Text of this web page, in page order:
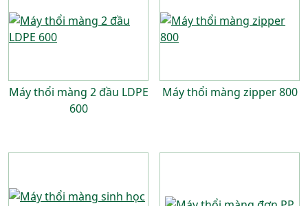
Máy thổi màng 2 đầu LDPE
600
Máy thổi màng zipper 800